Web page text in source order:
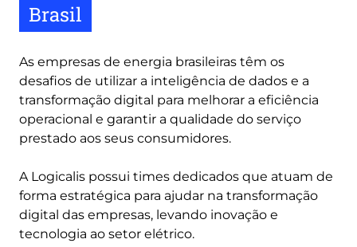
Brasil
As empresas de energia brasileiras têm os
desafios de utilizar a inteligência de dados e a
transformação digital para melhorar a eficiência
operacional e garantir a qualidade do serviço
prestado aos seus consumidores.
A Logicalis possui times dedicados que atuam de
forma estratégica para ajudar na transformação
digital das empresas, levando inovação e
tecnologia ao setor elétrico.